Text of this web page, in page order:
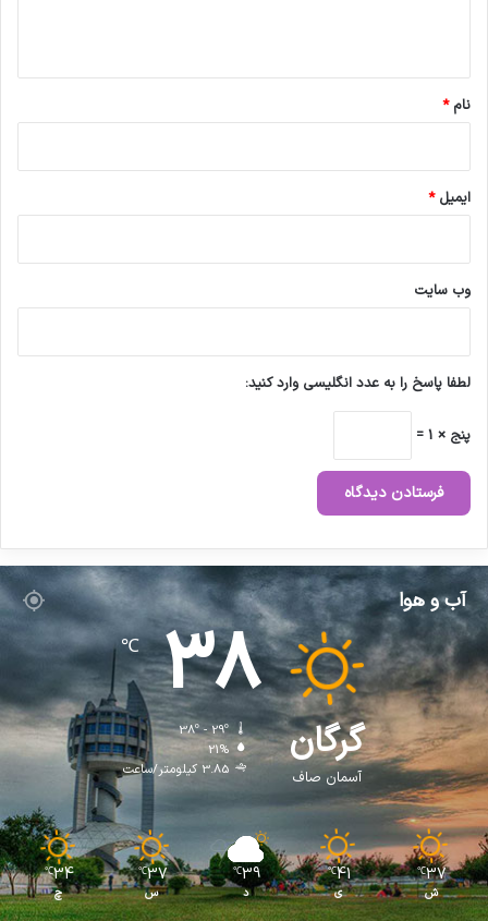
نام*
ایمیل*
وب‌ سایت
لطفا پاسخ را به عدد انگلیسی وارد کنید:
پنج × 1 =
آب و هوا
گرگان
آسمان صاف
38
℃
38º - 29º
21%
3.85 کیلومتر/ساعت
37
℃
ش
41
℃
ی
39
℃
د
37
℃
س
34
℃
چ